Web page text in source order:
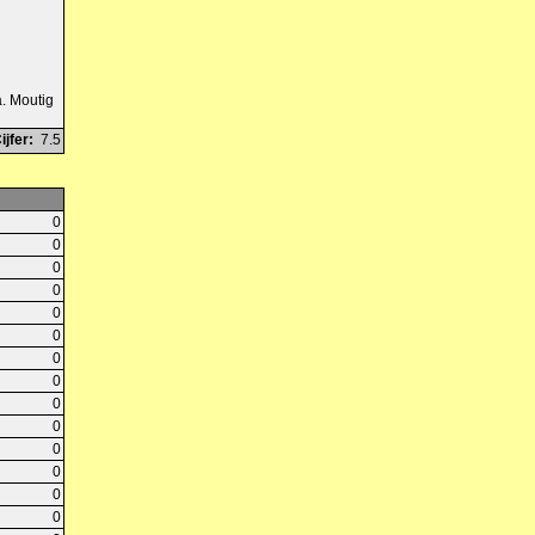
Moutig
7.5
0
0
0
0
0
0
0
0
0
0
0
0
0
0